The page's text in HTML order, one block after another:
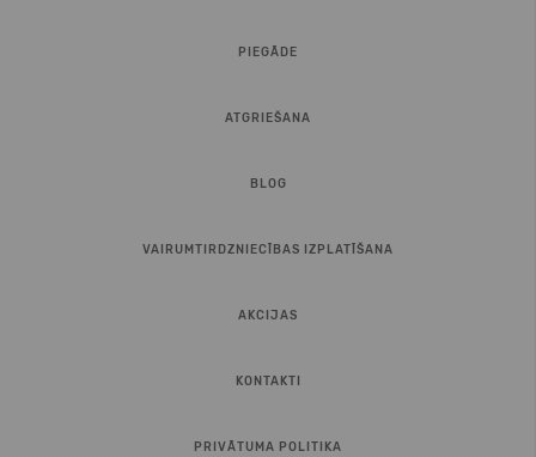
PIEGĀDE
ATGRIEŠANA
BLOG
VAIRUMTIRDZNIECĪBAS IZPLATĪŠANA
AKCIJAS
KONTAKTI
PRIVĀTUMA POLITIKA